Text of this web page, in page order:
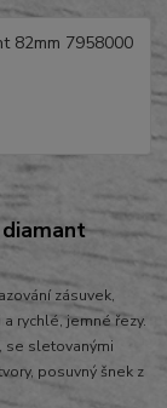
zásuvek,
rychlé, jemné řezy.
se sletovanými
posuvný šnek z